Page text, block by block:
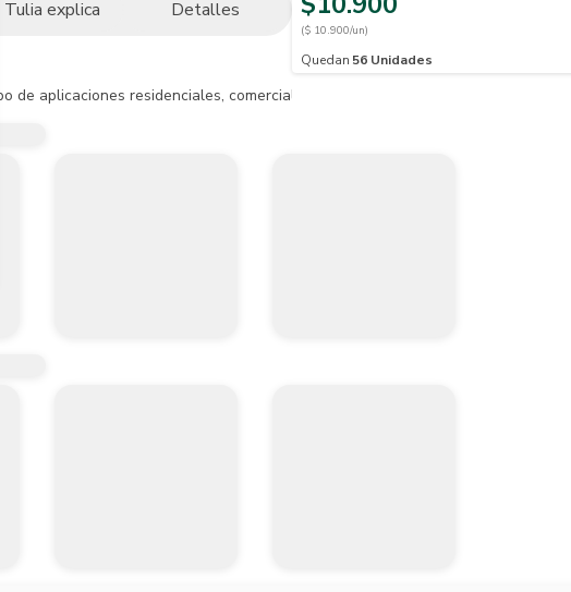
Tulia explica Detalles
de aplicaciones residenciales, comerciales y oficinas.
($ 10.900/un)
Quedan 56 Unidades